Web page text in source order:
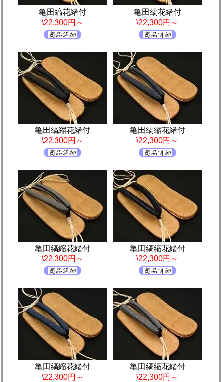
亀田縞花緒付
\22,300円～
亀田縞花緒付
\22,300円～
亀田縞縮花緒付
\22,300円～
亀田縞縮花緒付
\22,300円～
亀田縞縮花緒付
\22,300円～
亀田縞縮花緒付
\22,300円～
亀田縞縮花緒付
\22,300円～
亀田縞縮花緒付
\22,300円～